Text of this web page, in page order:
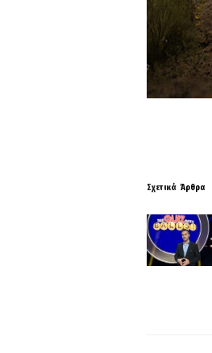
Σχετικά Άρθρα